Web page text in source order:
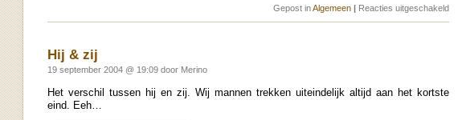
Gepost inAlgemeen | Reacties uitgeschakeldvoor
Hij & zij
19 september 2004 @ 19:09 door Merino
Het verschil tussen hij en zij. Wij mannen trekken uiteindelijk altijd aan het kortste
eind. Eeh…